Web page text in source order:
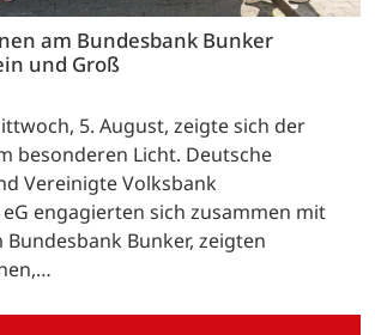
am Bundesbank Bunker
und Groß
5. August, zeigte sich der
besonderen Licht. Deutsche
Vereinigte Volksbank
engagierten sich zusammen mit
Bundesbank Bunker, zeigten